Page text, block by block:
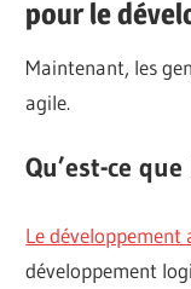
pour le
Maintenant, les
agile.
Qu’est-ce
Le développement
développement